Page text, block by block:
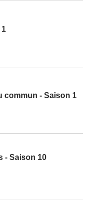
1
commun - Saison 1
- Saison 10